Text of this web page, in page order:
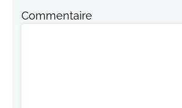
Commentaire